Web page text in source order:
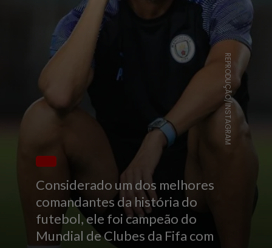
Considerado um dos melhores
comandantes da história do
futebol, ele foi campeão do
Mundial de Clubes da Fifa com
REPRODUÇÃO/INSTAGRAM